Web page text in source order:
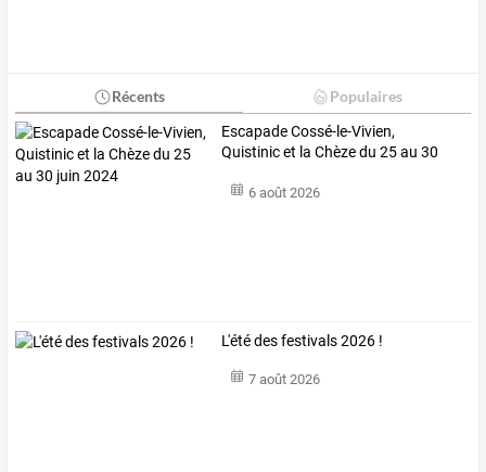
Récents Populaires
Escapade Cossé-le-Vivien,
Quistinic et la Chèze du 25 au 30
6 août 2026
L'été des festivals 2026 !
7 août 2026